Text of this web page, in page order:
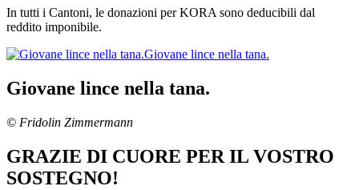
In tutti i Cantoni, le donazioni per KORA sono deducibili dal
reddito imponibile.
Giovane lince nella tana.
Giovane lince nella tana.
© Fridolin Zimmermann
GRAZIE DI CUORE PER IL VOSTRO
SOSTEGNO!